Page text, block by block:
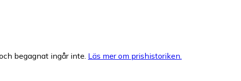
begagnat ingår inte. Läs mer om prishistoriken.